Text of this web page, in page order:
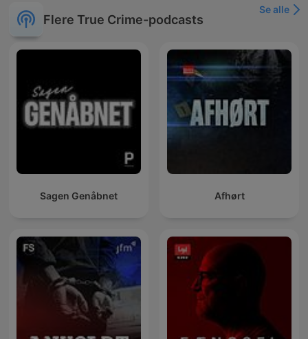
Flere True Crime-podcasts
Se alle
Sagen Genåbnet Afhørt